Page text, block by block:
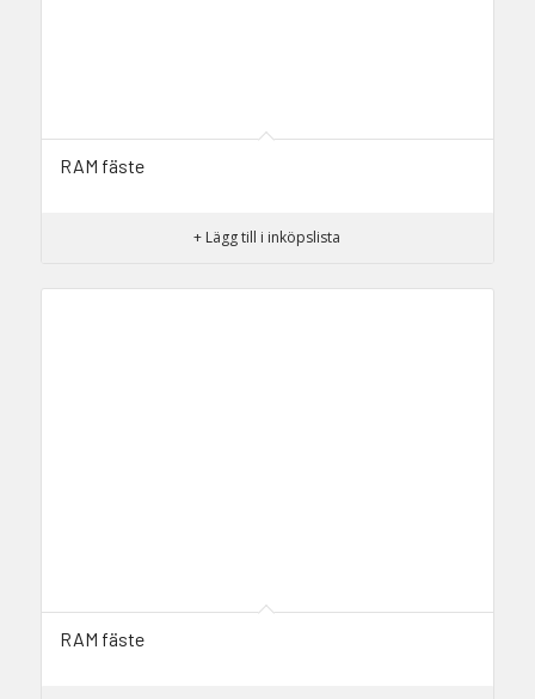
RAM fäste
+ Lägg till i inköpslista
RAM fäste